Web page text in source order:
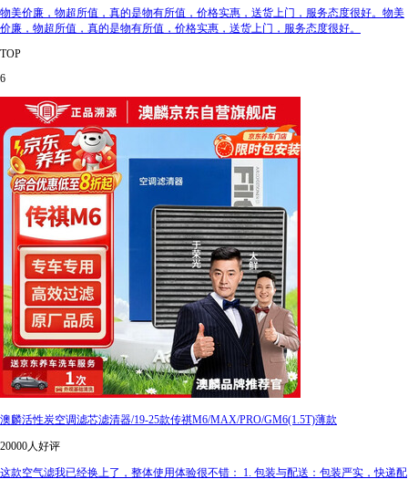
物美价廉，物超所值，真的是物有所值，价格实惠，送货上门，服务态度很好。物美
价廉，物超所值，真的是物有所值，价格实惠，送货上门，服务态度很好。
TOP
6
澳麟活性炭空调滤芯滤清器/19-25款传祺M6/MAX/PRO/GM6(1.5T)薄款
20000人好评
这款空气滤我已经换上了，整体使用体验很不错： 1. 包装与配送：包装严实，快递配